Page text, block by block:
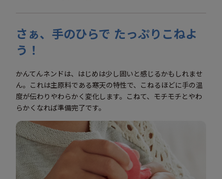
さぁ、手のひらで たっぷりこねよ
う！
かんてんネンドは、はじめは少し固いと感じるかもしれませ
ん。これは主原料である寒天の特性で、こねるほどに手の温
度が伝わりやわらかく変化します。こねて、モチモチとやわ
らかくなれば準備完了です。